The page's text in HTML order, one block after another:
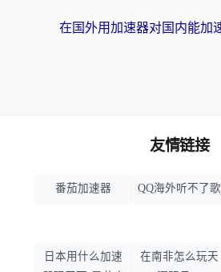
友情链接
番茄加速器 QQ海外听不了歌
日本用什么加速
在南非怎么玩天